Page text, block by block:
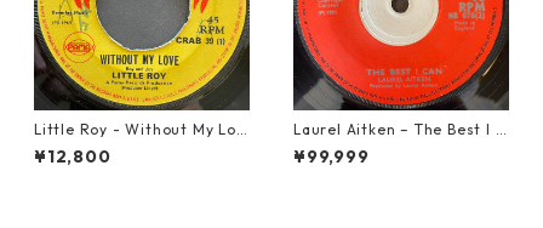
Little Roy - Without My Lov
e【7-21990】
¥12,800
Laurel Aitken ‎– The Best I C
an【7-22012】
¥99,999